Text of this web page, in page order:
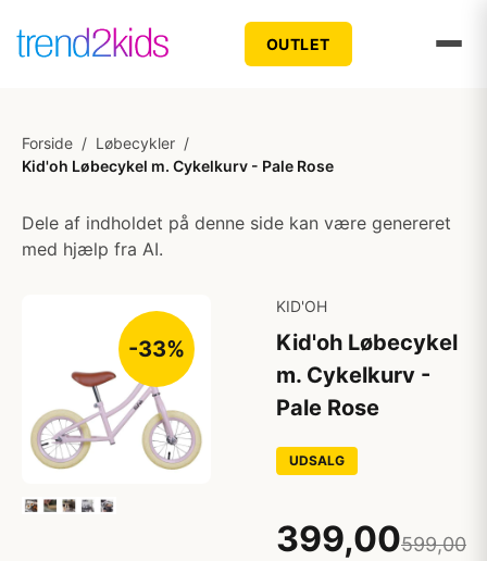
OUTLET
Forside / Løbecykler /
Kid'oh Løbecykel m. Cykelkurv - Pale Rose
Dele af indholdet på denne side kan være genereret
med hjælp fra AI.
-33%
KID'OH
Kid'oh Løbecykel
m. Cykelkurv -
Pale Rose
UDSALG
399,00599,00